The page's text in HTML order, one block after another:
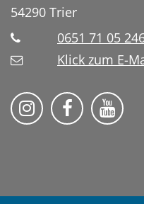
54290 Trier
0651 71 05
Klick zum E-
SozialeSoziale